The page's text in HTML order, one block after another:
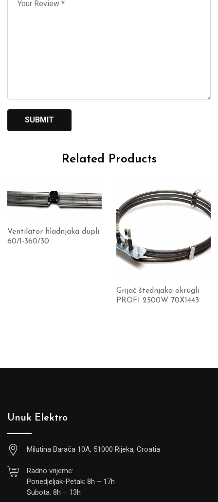
Related Products
Ventilator hladnjaka dupli
60/1-360/30
Grijač štednjaka okrugli
PROFI 2500W 70X1443
Unuk Elektro
Milutina Barača 10A, 51000 Rijeka, Croatia
Radno vrijeme:
Ponedjeljak-Petak: 8h – 17h
Subota: 8h – 13h